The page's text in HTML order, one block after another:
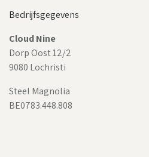
Bedrijfsgegevens
Cloud Nine
Dorp Oost 12/2
9080 Lochristi
Steel Magnolia
BE0783.448.808